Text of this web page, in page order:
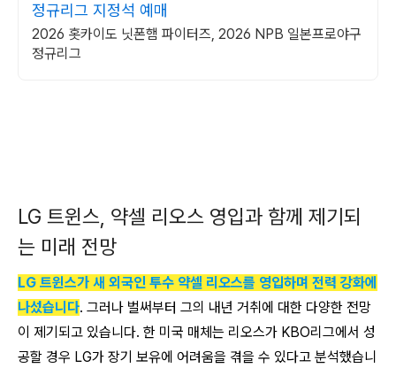
정규리그 지정석 예매
2026 홋카이도 닛폰햄 파이터즈, 2026 NPB 일본프로야구
정규리그
LG 트윈스, 약셀 리오스 영입과 함께 제기되
는 미래 전망
LG 트윈스가 새 외국인 투수 약셀 리오스를 영입하며 전력 강화에
나섰습니다. 그러나 벌써부터 그의 내년 거취에 대한 다양한 전망
이 제기되고 있습니다. 한 미국 매체는 리오스가 KBO리그에서 성
공할 경우 LG가 장기 보유에 어려움을 겪을 수 있다고 분석했습니